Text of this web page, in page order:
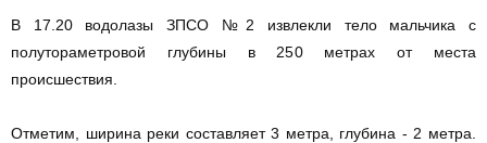
В 17.20 водолазы ЗПСО №2 извлекли тело мальчика с
полутораметровой глубины в 250 метрах от места
происшествия.
Отметим, ширина реки составляет 3 метра, глубина - 2 метра.